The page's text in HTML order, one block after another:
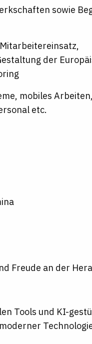
sowie
der
mobiles
etc.
Freude an der
Tools und KI-